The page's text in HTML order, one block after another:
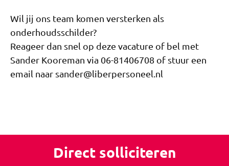
Wil jij ons team komen versterken als
onderhoudsschilder?
Reageer dan snel op deze vacature of bel met
Sander Kooreman via 06-81406708 of stuur een
email naar sander@liberpersoneel.nl
Direct solliciteren